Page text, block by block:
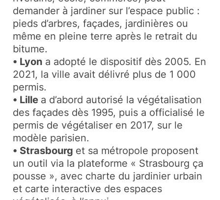
demander à jardiner sur l’espace public :
pieds d’arbres, façades, jardinières ou
même en pleine terre après le retrait du
bitume.
• Lyon a adopté le dispositif dès 2005. En
2021, la ville avait délivré plus de 1 000
permis.
• Lille a d’abord autorisé la végétalisation
des façades dès 1995, puis a officialisé le
permis de végétaliser en 2017, sur le
modèle parisien.
• Strasbourg et sa métropole proposent
un outil via la plateforme « Strasbourg ça
pousse », avec charte du jardinier urbain
et carte interactive des espaces